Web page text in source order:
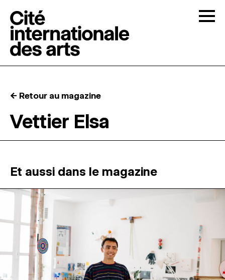
RÉSIDENCES ↓
ATELIERS OUVERTS
PROGRAMMATION
MAGAZINE
ESPACES DE PRATIQUE ARTISTIQUE ↓
← Retour au magazine
Vettier Elsa
Et aussi dans le magazine